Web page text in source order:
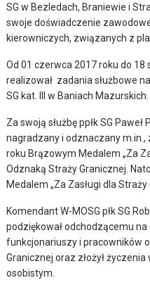
SG w Bezledach, Braniewie i
swoje doświadczenie
kierowniczych, związanych z
Od 01 czerwca 2017 roku do 18
realizował zadania służbowe
SG kat. III w Baniach Mazurskich.
Za swoją służbę ppłk SG
nagradzany i odznaczany m.in.,
roku Brązowym Medalem „Za
Odznaką Straży Granicznej.
Medalem „Za Zasługi dla Straży
Komendant W-MOSG płk SG
podziękował odchodzącemu
funkcjonariuszy i pracowników
Granicznej oraz złożył
osobistym.